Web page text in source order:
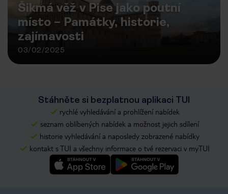
Šikmá věž v Pise jako poutní
místo – Památky, historie,
zajímavosti
03/02/2025
Stáhněte si bezplatnou aplikaci TUI
rychlé vyhledávání a prohlížení nabídek
seznam oblíbených nabídek a možnost jejich sdílení
historie vyhledávání a naposledy zobrazené nabídky
kontakt s TUI a všechny informace o tvé rezervaci v myTUI